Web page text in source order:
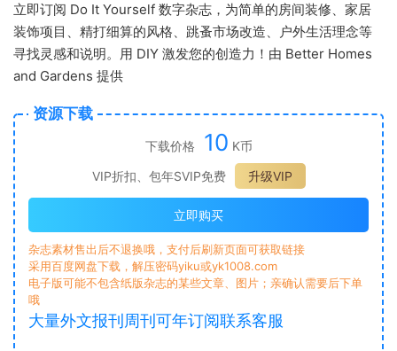
立即订阅 Do It Yourself 数字杂志，为简单的房间装修、家居
装饰项目、精打细算的风格、跳蚤市场改造、户外生活理念等
寻找灵感和说明。用 DIY 激发您的创造力！由 Better Homes
and Gardens 提供
资源下载
下载价格 10 K币
VIP折扣、包年SVIP免费
升级VIP
立即购买
杂志素材售出后不退换哦，支付后刷新页面可获取链接
采用百度网盘下载，解压密码yiku或yk1008.com
电子版可能不包含纸版杂志的某些文章、图片；亲确认需要后下单
哦
大量外文报刊周刊可年订阅联系客服